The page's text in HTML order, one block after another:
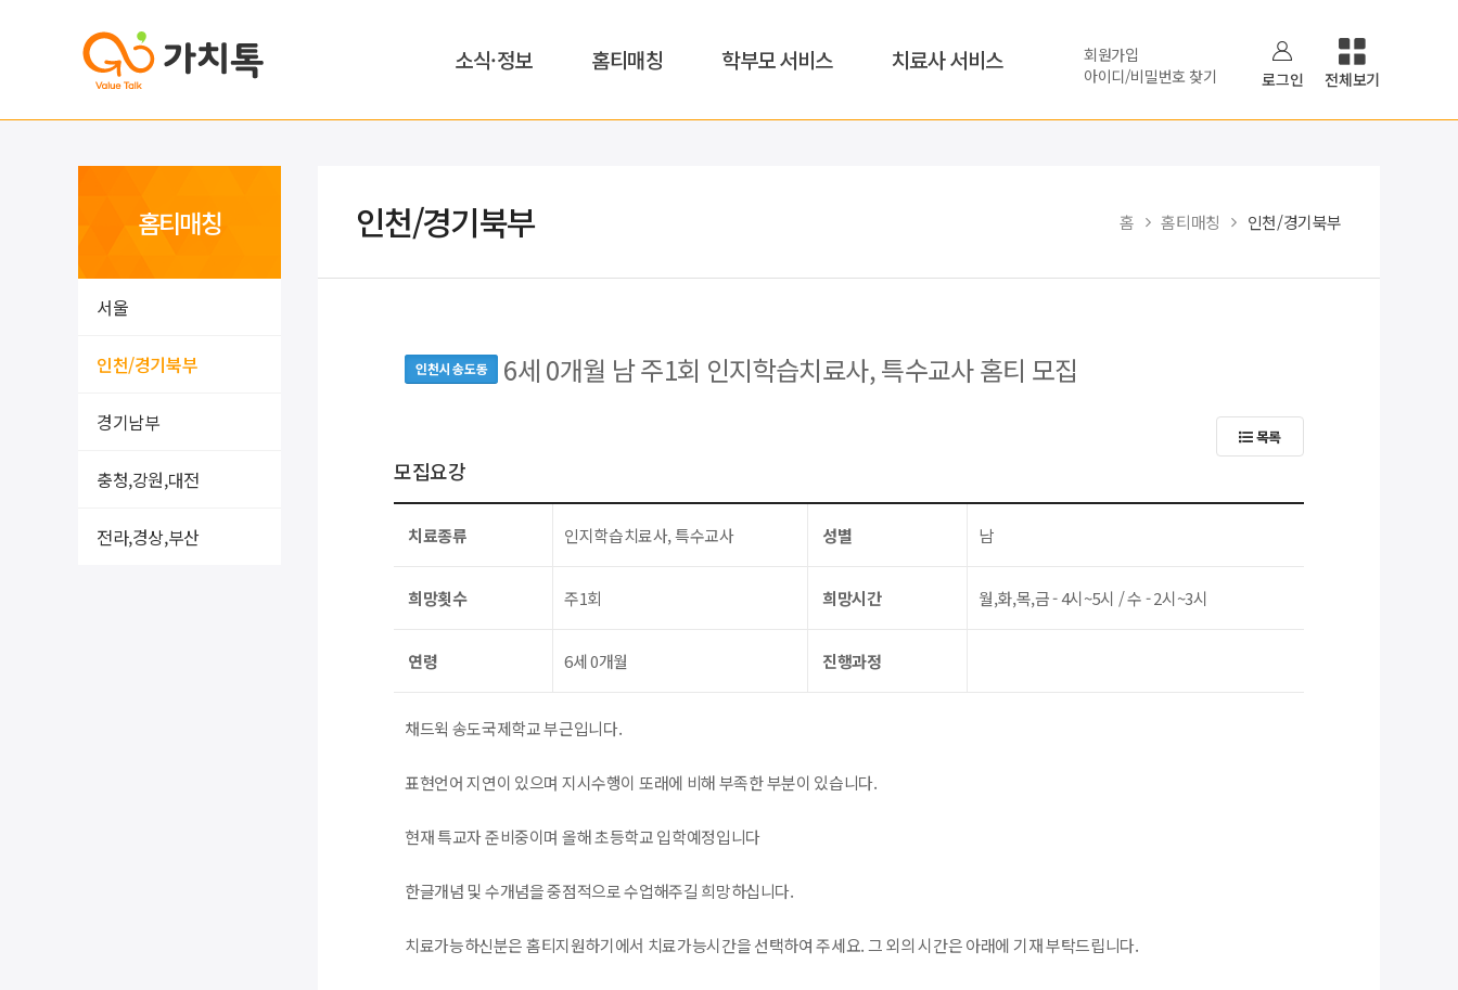
소식·정보 홈티매칭 학부모 서비스 치료사 서비스
회원가입
아이디/비밀번호 찾기
로그인 전체보기
홈티매칭
서울
인천/경기북부
경기남부
충청,강원,대전
전라,경상,부산
인천/경기북부 홈 홈티매칭 인천/경기북부
인천시 송도동 6세 0개월 남 주1회 인지학습치료사, 특수교사 홈티 모집
목록
모집요강
치료종류 인지학습치료사, 특수교사 성별 남
희망횟수 주1회 희망시간 월,화,목,금 - 4시~5시 / 수 - 2시~3시
연령 6세 0개월 진행과정
채드윅 송도국제학교 부근입니다.
표현언어 지연이 있으며 지시수행이 또래에 비해 부족한 부분이 있습니다.
현재 특교자 준비중이며 올해 초등학교 입학예정입니다
한글개념 및 수개념을 중점적으로 수업해주길 희망하십니다.
치료가능하신분은 홈티지원하기에서 치료가능시간을 선택하여 주세요. 그 외의 시간은 아래에 기재 부탁드립니다.